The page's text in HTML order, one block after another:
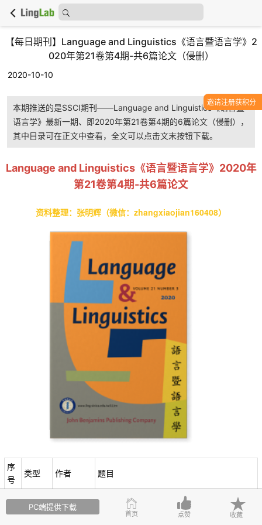
【每日期刊】Language and Linguistics《语言暨语言学》2
020年第21卷第4期-共6篇论文（侵删）
2020-10-10
本期推送的是SSCI期刊——Language and Linguistics《语言暨
语言学》最新一期、即2020年第21卷第4期的6篇论文（侵删），
其中目录可在正文中查看，全文可以点击文末按钮下载。
Language and Linguistics《语言暨语言学》2020年
第21卷第4期-共6篇论文
资料整理：张明辉（微信：zhangxiaojian160408）
序
号
类型 作者 题目
01 Article
Allassonni
ère-Tan
Numeral base, numeral classifier, and no
邀请注册获积分
PC端提供下载
首页 点赞 收藏